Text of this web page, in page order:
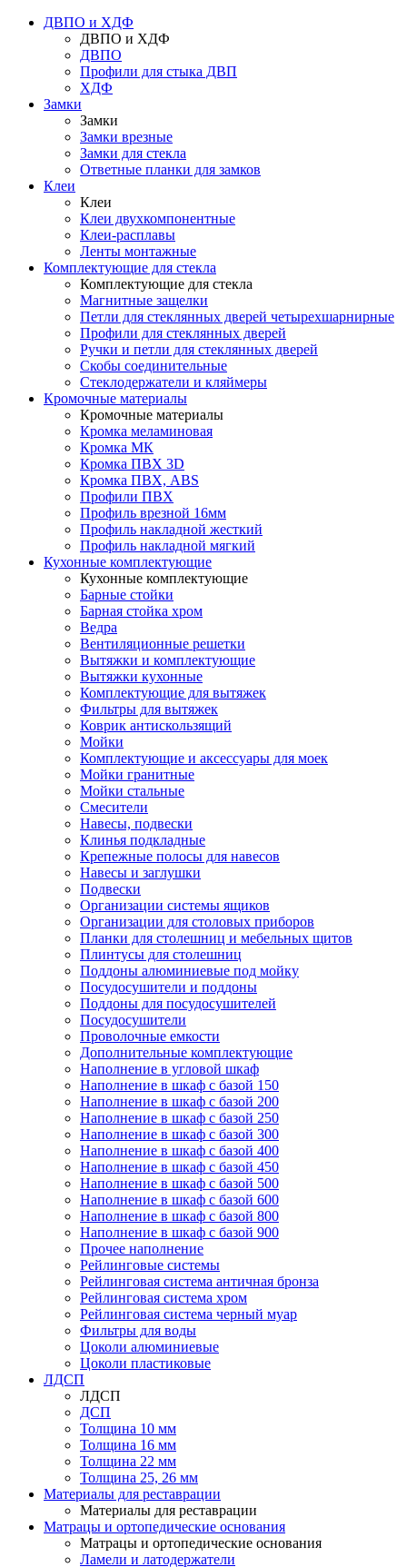
ДВПО и ХДФ
ДВПО и ХДФ
ДВПО
Профили для стыка ДВП
ХДФ
Замки
Замки
Замки врезные
Замки для стекла
Ответные планки для замков
Клеи
Клеи
Клеи двухкомпонентные
Клеи-расплавы
Ленты монтажные
Комплектующие для стекла
Комплектующие для стекла
Магнитные защелки
Петли для стеклянных дверей четырехшарнирные
Профили для стеклянных дверей
Ручки и петли для стеклянных дверей
Скобы соединительные
Стеклодержатели и кляймеры
Кромочные материалы
Кромочные материалы
Кромка меламиновая
Кромка МК
Кромка ПВХ 3D
Кромка ПВХ, ABS
Профили ПВХ
Профиль врезной 16мм
Профиль накладной жесткий
Профиль накладной мягкий
Кухонные комплектующие
Кухонные комплектующие
Барные стойки
Барная стойка хром
Ведра
Вентиляционные решетки
Вытяжки и комплектующие
Вытяжки кухонные
Комплектующие для вытяжек
Фильтры для вытяжек
Коврик антискользящий
Мойки
Комплектующие и аксессуары для моек
Мойки гранитные
Мойки стальные
Смесители
Навесы, подвески
Клинья подкладные
Крепежные полосы для навесов
Навесы и заглушки
Подвески
Организации системы ящиков
Организации для столовых приборов
Планки для столешниц и мебельных щитов
Плинтусы для столешниц
Поддоны алюминиевые под мойку
Посудосушители и поддоны
Поддоны для посудосушителей
Посудосушители
Проволочные емкости
Дополнительные комплектующие
Наполнение в угловой шкаф
Наполнение в шкаф с базой 150
Наполнение в шкаф с базой 200
Наполнение в шкаф с базой 250
Наполнение в шкаф с базой 300
Наполнение в шкаф с базой 400
Наполнение в шкаф с базой 450
Наполнение в шкаф с базой 500
Наполнение в шкаф с базой 600
Наполнение в шкаф с базой 800
Наполнение в шкаф с базой 900
Прочее наполнение
Рейлинговые системы
Рейлинговая система античная бронза
Рейлинговая система хром
Рейлинговая система черный муар
Фильтры для воды
Цоколи алюминиевые
Цоколи пластиковые
ЛДСП
ЛДСП
ДСП
Толщина 10 мм
Толщина 16 мм
Толщина 22 мм
Толщина 25, 26 мм
Материалы для реставрации
Материалы для реставрации
Матрацы и ортопедические основания
Матрацы и ортопедические основания
Ламели и латодержатели